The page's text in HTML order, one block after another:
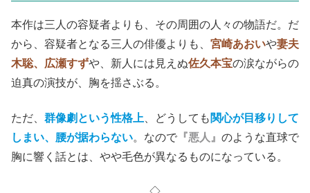
本作は三人の容疑者よりも、その周囲の人々の物語だ。だ
から、容疑者となる三人の俳優よりも、 宮崎あおいや妻夫
木聡、広瀬すずや、新人には見えぬ佐久本宝の涙ながらの
迫真の演技が、胸を揺さぶる。
ただ、 群像劇という性格上 、どうしても 関心が目移りして
しまい、腰が据わらない。なので 『悪人』 のような直球で
胸に響く話とは、やや毛色が異なるものになっている。